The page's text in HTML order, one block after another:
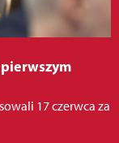
17 czerwca za